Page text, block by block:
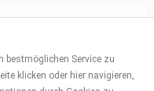
bestmöglichen Service zu
klicken oder hier navigieren,